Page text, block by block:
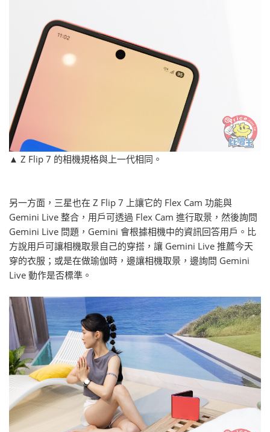
▲ Z Flip 7 的相機規格與上一代相同。
另一方面，三星也在 Z Flip 7 上讓它的 Flex Cam 功能與
Gemini Live 整合，用戶可透過 Flex Cam 進行取景，然後詢問
Gemini Live 問題，Gemini 會根據相機中的資訊回答用戶。比
方說用戶可讓相機取景自己的穿搭，讓 Gemini Live 推薦今天
穿的衣服；或是在做瑜伽時，邊讓相機取景，邊詢問 Gemini
Live 動作是否標準。